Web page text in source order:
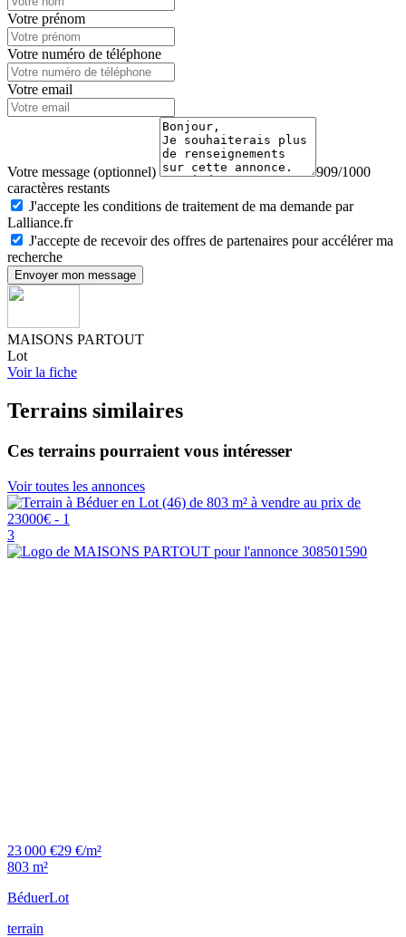
Votre prénom
Votre numéro de téléphone
Votre email
Votre message (optionnel)
909/1000
caractères restants
J'accepte les conditions de traitement de ma demande par
Lalliance.fr
J'accepte de recevoir des offres de partenaires pour accélérer ma
recherche
Envoyer mon message
MAISONS PARTOUT
Lot
Voir la fiche
Terrains similaires
Ces terrains pourraient vous intéresser
Voir toutes les annonces
3
23 000 €29 €/m²
803 m²
BéduerLot
terrain